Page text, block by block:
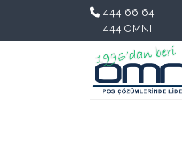
444 66 64
444 OMNI